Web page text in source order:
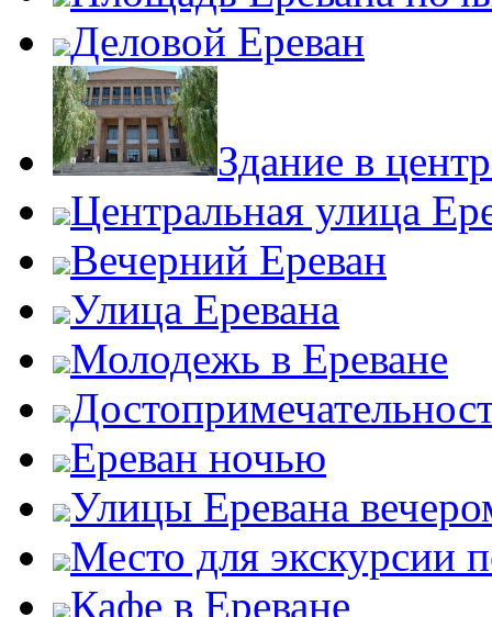
Деловой Ереван
Здание в
Центральная улица
Вечерний Ереван
Улица Еревана
Молодежь в Ереване
Ереван ночью
Улицы Еревана
Место для экскурсии
Кафе в Ереване